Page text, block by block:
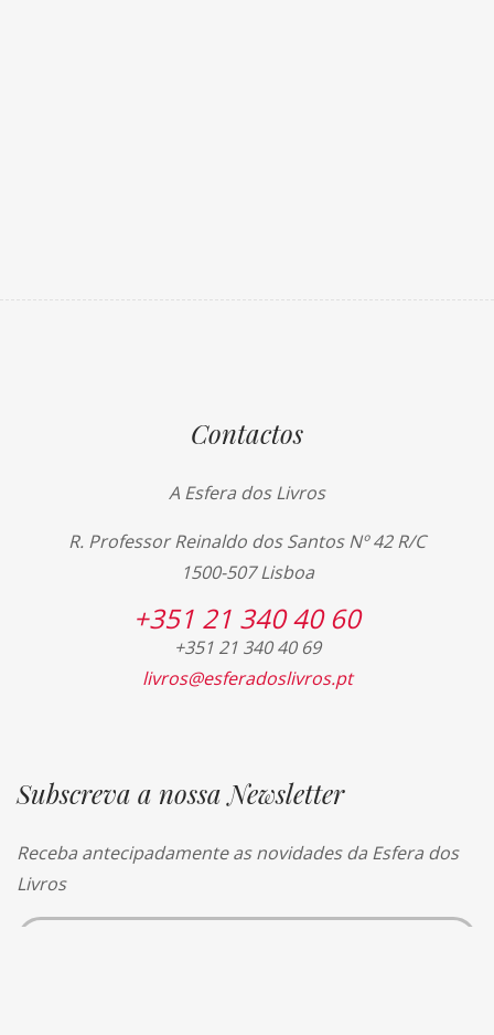
Contactos
A Esfera dos Livros
R. Professor Reinaldo dos Santos Nº 42 R/C
1500-507 Lisboa
+351 21 340 40 60
+351 21 340 40 69
livros@esferadoslivros.pt
Subscreva a nossa Newsletter
Receba antecipadamente as novidades da Esfera dos
Livros